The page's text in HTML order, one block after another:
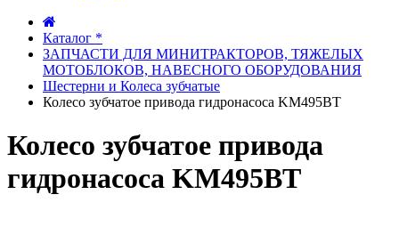
Каталог *
ЗАПЧАСТИ ДЛЯ МИНИТРАКТОРОВ, ТЯЖЕЛЫХ
МОТОБЛОКОВ, НАВЕСНОГО ОБОРУДОВАНИЯ
Шестерни и Колеса зубчатые
Колесо зубчатое привода гидронасоса KM495BT
Колесо зубчатое привода
гидронасоса KM495BT